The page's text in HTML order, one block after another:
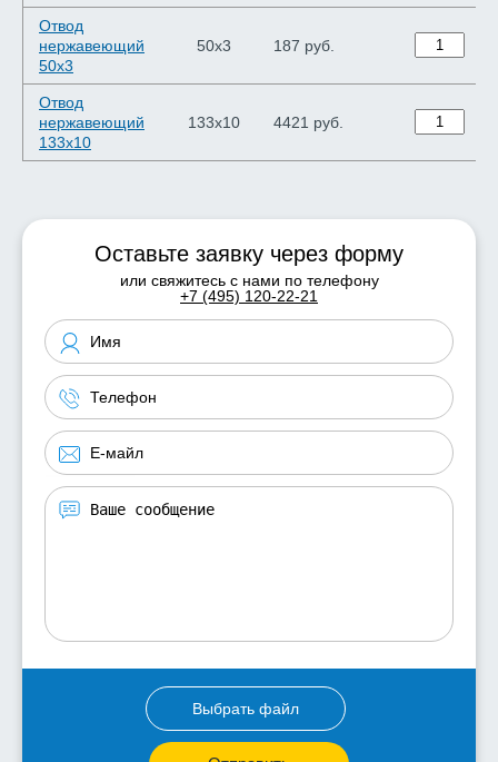
Отвод
нержавеющий
50х3
50х3 187 руб.
Отвод
нержавеющий
133х10
133х10 4421 руб.
Оставьте заявку через форму
или свяжитесь с нами по телефону
+7 (495) 120-22-21
Выбрать файл